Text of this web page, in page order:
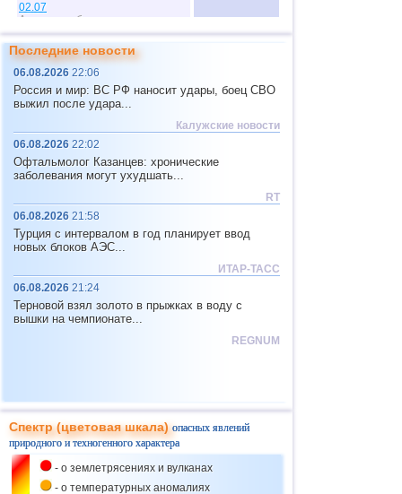
02.07
Амурская область
Паводок постоянно
"стабилизируется" и "уходит"
02.07
Куба
Смерчи на побережье Кубы
Обрушение
объектов
Москва
Сильные грозы в центральной
России
Климат, Удары
04.07
Обрушение дома в Японии
Климат
05.07
США
Активность вулкана Килауэа
Вулканическая
06.07
Санкт-Петербург
Штормовая погода в Санкт-
Петербурге
Блэкаут и
Амурская область
Реформа ЖКХ в Тынде
и Обрушение
объектов
07.07
Китай
Непрерывные наводнения в
Китае
Обрушение
объектов
Последние новости
06.08.2026 22:06
Россия и мир: ВС РФ наносит удары, боец СВО
выжил после удара...
Калужские новости
06.08.2026 22:02
Офтальмолог Казанцев: хронические
заболевания могут ухудшать...
RT
06.08.2026 21:58
Турция с интервалом в год планирует ввод
новых блоков АЭС...
ИТАР-ТАСС
06.08.2026 21:24
Терновой взял золото в прыжках в воду с
вышки на чемпионате...
REGNUM
Спектр (цветовая шкала)опасных явлений
природного и техногенного характера
- о землетрясениях и вулканах
- о температурных аномалиях